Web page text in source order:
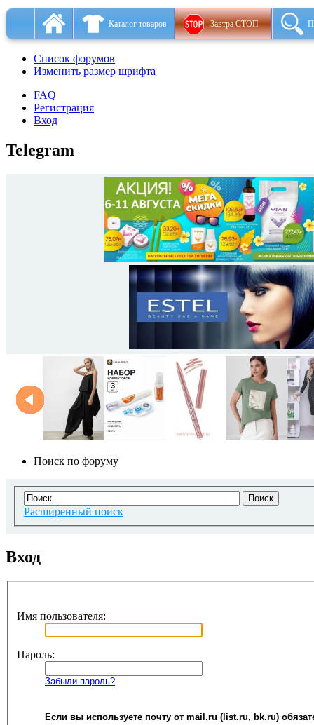
Каталог товаров Завтра СТОП
Список форумов
Изменить размер шрифта
FAQ
Регистрация
Вход
Telegram
Поиск по форуму
Расширенный поиск
Вход
Имя пользователя:
Пароль:
Забыли пароль?
Если вы используете почту от mail.ru (list.ru, bk.ru)